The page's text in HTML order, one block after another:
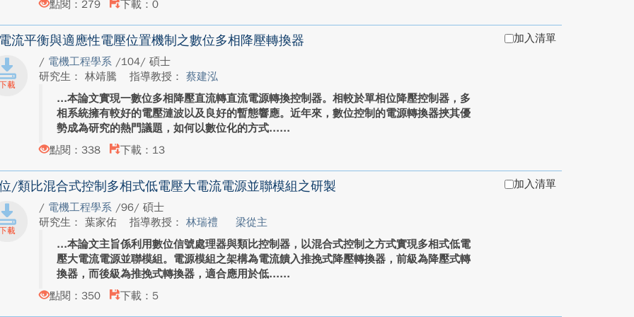
點閱：279
下載：0
流平衡與適應性電壓位置機制之數位多相降壓轉換器
/ 電機工程學系 /104/ 碩士
研究生： 林靖騰
指導教授： 蔡建泓
本論文實現一數位多相降壓直流轉直流電源轉換控制器。相較於單相位降壓控制器，多
相系統擁有較好的電壓漣波以及良好的暫態響應。近年來，數位控制的電源轉換器挾其優
勢成為研究的熱門議題，如何以數位化的方式...
點閱：338
下載：13
加入清單
/類比混合式控制多相式低電壓大電流電源並聯模組之研製
/ 電機工程學系 /96/ 碩士
研究生： 葉家佑
指導教授： 林瑞禮
梁從主
本論文主旨係利用數位信號處理器與類比控制器，以混合式控制之方式實現多相式低電
壓大電流電源並聯模組。電源模組之架構為電流饋入推挽式降壓轉換器，前級為降壓式轉
換器，而後級為推挽式轉換器，適合應用於低...
點閱：350
下載：5
加入清單